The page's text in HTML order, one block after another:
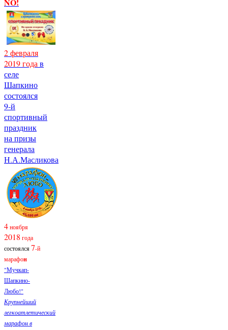
NO!
2 февраля
2019 года в
селе
Шапкино
состоялся
9-й
спортивный
праздник
на призы
генерала
Н.А.Масликова
4ноября
2018 года
состоялся7-й
марафон
"Мучкап-
Шапкино-
Любо!"
Крупнейший
легкоатлетический
марафон в